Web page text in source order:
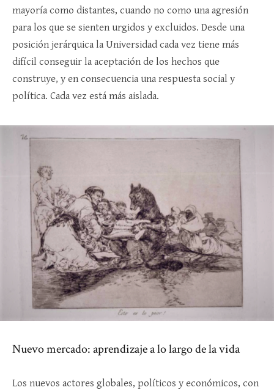
mayoría como distantes, cuando no como una agresión
para los que se sienten urgidos y excluidos. Desde una
posición jerárquica la Universidad cada vez tiene más
difícil conseguir la aceptación de los hechos que
construye, y en consecuencia una respuesta social y
política. Cada vez está más aislada.
Nuevo mercado: aprendizaje a lo largo de la vida
Los nuevos actores globales, políticos y económicos, con